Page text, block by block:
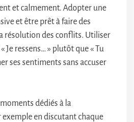
et calmement. Adopter une
et être prêt à faire des
résolution des conflits. Utiliser
Je ressens… » plutôt que « Tu
ses sentiments sans accuser
dédiés à la
en discutant chaque